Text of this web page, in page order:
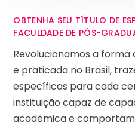
OBTENHA SEU TÍTULO DE
FACULDADE DE PÓS-
Revolucionamos a
e praticada no Brasil,
específicas para cada
instituição capaz de
acadêmica e